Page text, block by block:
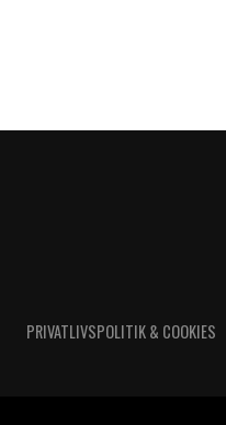
PRIVATLIVSPOLITIK & COOKIES